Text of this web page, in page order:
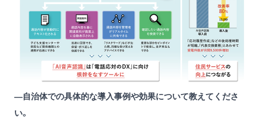
―自治体での具体的な導入事例や効果について教えてくださ
い。